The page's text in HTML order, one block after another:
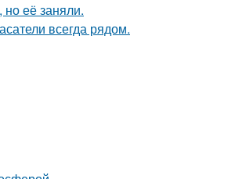
её заняли.
всегда рядом.